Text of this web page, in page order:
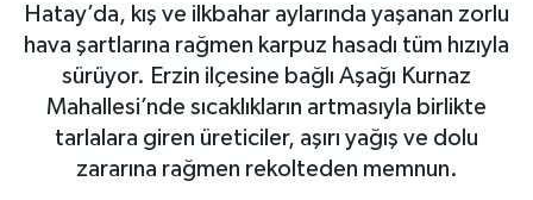
Hatay’da, kış ve ilkbahar aylarında yaşanan zorlu
hava şartlarına rağmen karpuz hasadı tüm hızıyla
sürüyor. Erzin ilçesine bağlı Aşağı Kurnaz
Mahallesi’nde sıcaklıkların artmasıyla birlikte
tarlalara giren üreticiler, aşırı yağış ve dolu
zararına rağmen rekolteden memnun.
Otovitrin
Asayiş
Magazin
Haber Arşivi